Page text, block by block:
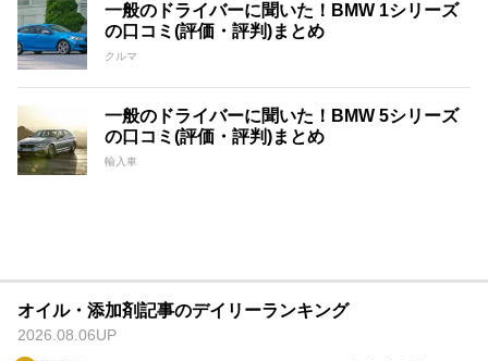
一般のドライバーに聞いた！BMW 1シリーズ
の口コミ(評価・評判)まとめ
クルマ
一般のドライバーに聞いた！BMW 5シリーズ
の口コミ(評価・評判)まとめ
輸入車
オイル・添加剤記事のデイリーランキング
2026.08.06UP